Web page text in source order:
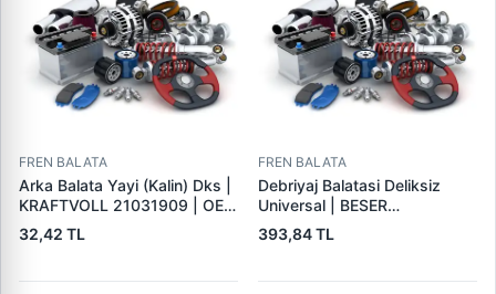
FREN BALATA
Arka Balata Yayi (Kalin) Dks |
KRAFTVOLL 21031909 | OEM
4325184
32,42 TL
FREN BALATA
Debriyaj Balatasi Deliksiz
Universal | BESER
325X200X4
393,84 TL